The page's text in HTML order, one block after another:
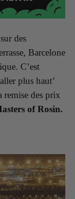
des
Barcelone
C’est
plus haut’
remise des prix
of Rosin.